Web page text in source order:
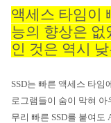
액세스 타임이
능의 향상은 없
인 것은 역시
SSD는 빠른 액세스 타임
로그램들이 숨이 막혀
무리 빠른 SSD를 붙여도